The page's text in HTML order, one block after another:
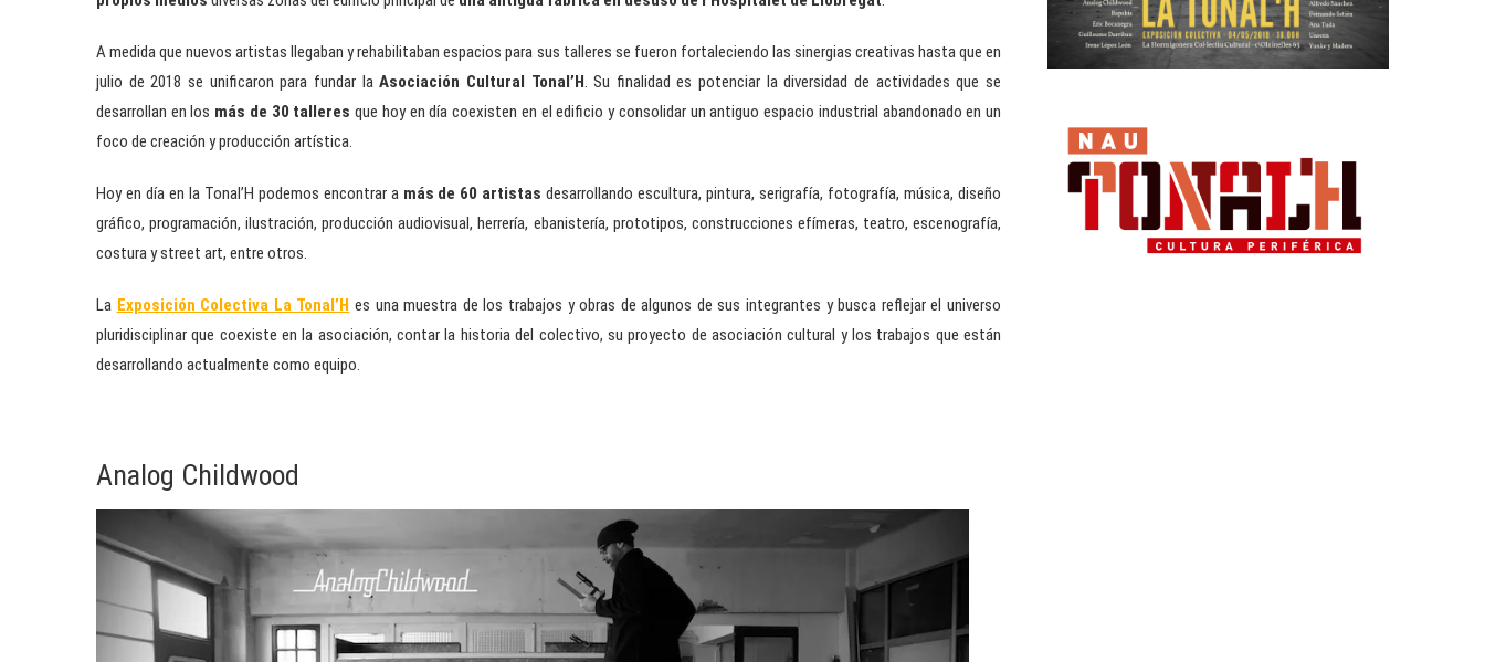
A medida que nuevos artistas llegaban y rehabilitaban espacios para sus talleres se fueron fortaleciendo las sinergias creativas hasta que en
julio de 2018 se unificaron para fundar laAsociación Cultural Tonal’H. Su finalidad es potenciar la diversidad de actividades que se
desarrollan en los más de 30 talleres que hoy en día coexisten en el edificio y consolidar un antiguo espacio industrial abandonado en un
foco de creación y producción artística.
Hoy en día en la Tonal’H podemos encontrar a más de 60 artistas desarrollando escultura, pintura, serigrafía, fotografía, música, diseño
gráfico, programación, ilustración, producción audiovisual, herrería, ebanistería, prototipos, construcciones efímeras, teatro, escenografía,
costura y street art, entre otros.
La Exposición Colectiva La Tonal’H es una muestra de los trabajos y obras de algunos de sus integrantes y busca reflejar el universo
pluridisciplinar que coexiste en la asociación, contar la historia del colectivo, su proyecto de asociación cultural y los trabajos que están
desarrollando actualmente como equipo.
Analog Childwood